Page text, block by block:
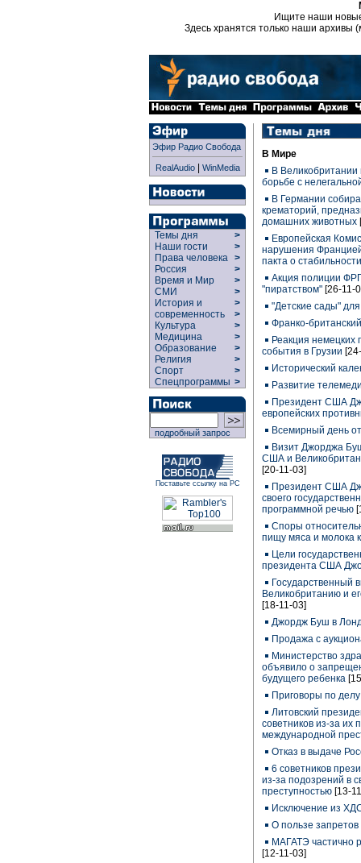
Ищите наши
Здесь хранятся только наши архивы
Эфир Радио Свобода
RealAudio| WinMedia
Темы дня
>
Наши гости
>
Права человека >
Россия
>
Время и Мир
>
СМИ
>
История и
современность
>
>
Культура
>
Медицина
>
Образование
>
Религия
>
Спорт
>
Спецпрограммы >
подробный запрос
Поставьте ссылку на РС
В Мире
В
борьбе с
В Германии
крематорий,
домашних животных
Европейская
нарушения
пакта о
Акция полиции
"пиратством" [26-11-
"Детские сады"
Франко-
Реакция немецких
события в Грузии
Исторический
Развитие
Президент США
европейских
Всемирный день
Визит Джорджа
США и
[20-11-03]
Президент США
своего
программной речью
Споры
пищу мяса и молока
Цели
президента США
Государственный
Великобританию и
[18-11-03]
Джордж Буш в
Продажа с
Министерство
объявило о
будущего ребенка
Приговоры по
Литовский
советников из-за их
международной
Отказ в выдаче
6 советников
из-за подозрений в
преступностью [13-
Исключение из
О пользе запретов
МАГАТЭ частично
[12-11-03]